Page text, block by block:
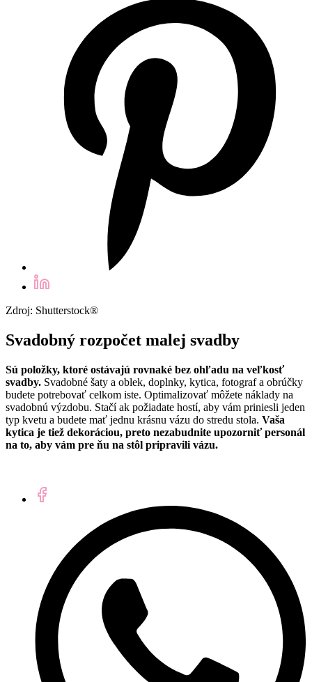
Zdroj: Shutterstock®
Svadobný rozpočet malej svadby
Sú položky, ktoré ostávajú rovnaké bez ohľadu na veľkosť
svadby. Svadobné šaty a oblek, doplnky, kytica, fotograf a obrúčky
budete potrebovať celkom iste. Optimalizovať môžete náklady na
svadobnú výzdobu. Stačí ak požiadate hostí, aby vám priniesli jeden
typ kvetu a budete mať jednu krásnu vázu do stredu stola. Vaša
kytica je tiež dekoráciou, preto nezabudnite upozorniť personál
na to, aby vám pre ňu na stôl pripravili vázu.